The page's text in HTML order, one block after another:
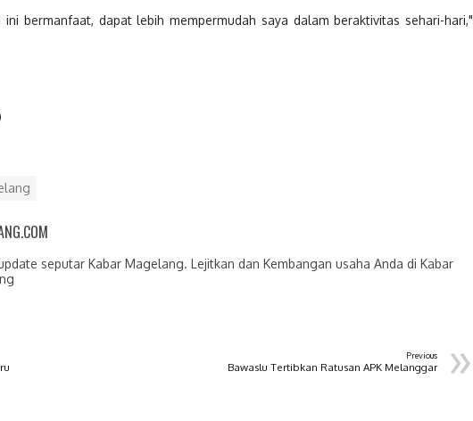
bermanfaat, dapat lebih mempermudah saya dalam beraktivitas sehari-hari,"
seputar Kabar Magelang. Lejitkan dan Kembangan usaha Anda di Kabar
»
Previous
Bawaslu Tertibkan Ratusan APK Melanggar